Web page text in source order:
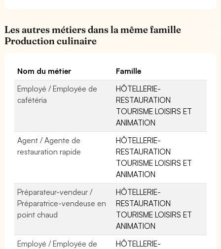
Les autres métiers dans la même famille
Production culinaire
Nom du métier
Famille
Employé / Employée de
cafétéria
HÔTELLERIE-
RESTAURATION
TOURISME LOISIRS ET
ANIMATION
Agent / Agente de
restauration rapide
HÔTELLERIE-
RESTAURATION
TOURISME LOISIRS ET
ANIMATION
Préparateur-vendeur /
Préparatrice-vendeuse en
point chaud
HÔTELLERIE-
RESTAURATION
TOURISME LOISIRS ET
ANIMATION
Employé / Employée de
HÔTELLERIE-